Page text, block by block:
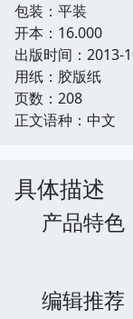
包装：平装
开本：16.000
出版时间：2013-
用纸：胶版纸
页数：208
正文语种：中文
具体描述
产品特色
编辑推荐